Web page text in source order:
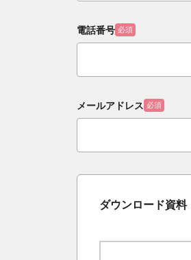
電話番号 必須
メールアドレス 必須
ダウンロード資料